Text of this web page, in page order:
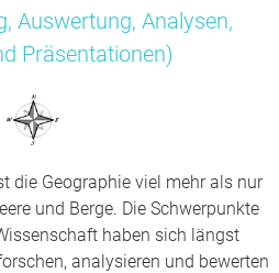
Auswertung, Analysen,
Präsentationen)
die Geographie viel mehr als nur
und Berge. Die Schwerpunkte
haben sich längst
analysieren und bewerten